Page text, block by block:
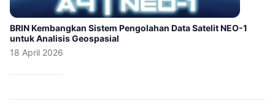
BRIN Kembangkan Sistem Pengolahan Data Satelit NEO-1
untuk Analisis Geospasial
18 April 2026